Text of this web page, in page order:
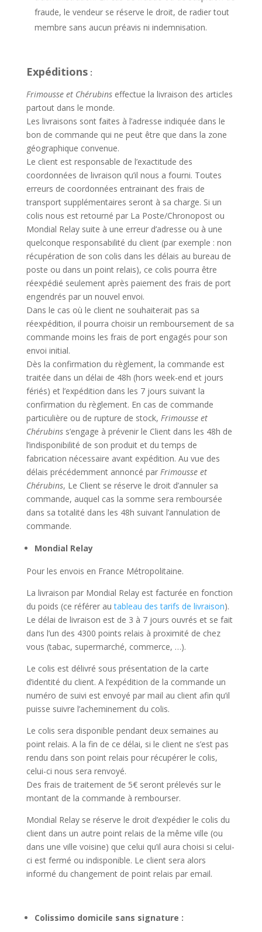
fraude, le vendeur se réserve le droit, de radier tout
membre sans aucun préavis ni indemnisation.
Expéditions:
Frimousse et Chérubinseffectue la livraison des articles
partout dans le monde.
Les livraisons sont faites à l’adresse indiquée dans le
bon de commande qui ne peut être que dans la zone
géographique convenue.
Le client est responsable de l’exactitude des
coordonnées de livraison qu’il nous a fourni. Toutes
erreurs de coordonnées entrainant des frais de
transport supplémentaires seront à sa charge. Si un
colis nous est retourné par La Poste/Chronopost ou
Mondial Relay suite à une erreur d’adresse ou à une
quelconque responsabilité du client (par exemple : non
récupération de son colis dans les délais au bureau de
poste ou dans un point relais), ce colis pourra être
réexpédié seulement après paiement des frais de port
engendrés par un nouvel envoi.
Dans le cas où le client ne souhaiterait pas sa
réexpédition, il pourra choisir un remboursement de sa
commande moins les frais de port engagés pour son
envoi initial.
Dès la confirmation du règlement, la commande est
traitée dans un délai de 48h (hors week-end et jours
fériés) et l’expédition dans les 7 jours suivant la
confirmation du règlement. En cas de commande
particulière ou de rupture de stock, Frimousse et
Chérubinss’engage à prévenir le Client dans les 48h de
l’indisponibilité de son produit et du temps de
fabrication nécessaire avant expédition. Au vue des
délais précédemment annoncé par Frimousse et
Chérubins, Le Client se réserve le droit d’annuler sa
commande, auquel cas la somme sera remboursée
dans sa totalité dans les 48h suivant l’annulation de
commande.
Mondial Relay
Pour les envois en France Métropolitaine.
La livraison par Mondial Relay est facturée en fonction
du poids (ce référer au tableau des tarifs de livraison).
Le délai de livraison est de 3 à 7 jours ouvrés et se fait
dans l’un des 4300 points relais à proximité de chez
vous (tabac, supermarché, commerce, …).
Le colis est délivré sous présentation de la carte
d’identité du client. A l’expédition de la commande un
numéro de suivi est envoyé par mail au client afin qu’il
puisse suivre l’acheminement du colis.
Le colis sera disponible pendant deux semaines au
point relais. A la fin de ce délai, si le client ne s’est pas
rendu dans son point relais pour récupérer le colis,
celui-ci nous sera renvoyé.
Des frais de traitement de 5€ seront prélevés sur le
montant de la commande à rembourser.
Mondial Relay se réserve le droit d’expédier le colis du
client dans un autre point relais de la même ville (ou
dans une ville voisine) que celui qu’il aura choisi si celui-
ci est fermé ou indisponible. Le client sera alors
informé du changement de point relais par email.
Colissimo domicile sans signature :